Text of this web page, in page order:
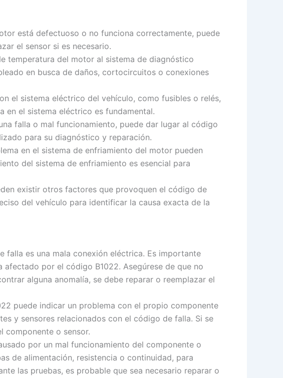
está defectuoso o no funciona correctamente, puede
el sensor si es necesario.
temperatura del motor al sistema de diagnóstico
en busca de daños, cortocircuitos o conexiones
el sistema eléctrico del vehículo, como fusibles o relés,
en el sistema eléctrico es fundamental.
falla o mal funcionamiento, puede dar lugar al código
para su diagnóstico y reparación.
en el sistema de enfriamiento del motor pueden
del sistema de enfriamiento es esencial para
existir otros factores que provoquen el código de
del vehículo para identificar la causa exacta de la
falla es una mala conexión eléctrica. Es importante
por el código B1022. Asegúrese de que no
alguna anomalía, se debe reparar o reemplazar el
puede indicar un problema con el propio componente
y sensores relacionados con el código de falla. Si se
componente o sensor.
por un mal funcionamiento del componente o
de alimentación, resistencia o continuidad, para
las pruebas, es probable que sea necesario reparar o